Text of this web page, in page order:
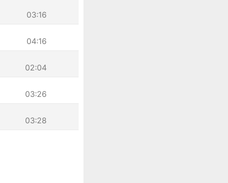
03:16
04:16
02:04
03:26
03:28